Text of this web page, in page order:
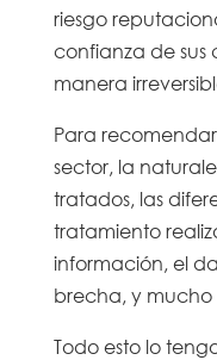
riesgo
confianza de sus
manera
Para
sector, la
tratados, las
tratamiento
información, el
brecha, y mucho
Todo esto lo